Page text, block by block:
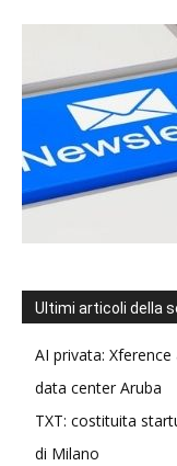
Ultimi articoli della
AI privata:
data center Aruba
TXT: costituita
di Milano